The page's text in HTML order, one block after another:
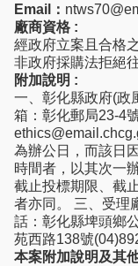
Email：
廠商資格 :
經政府立案且合格
非政府採購法拒絕
附加說明 :
一、彰化縣政府(政
箱：彰化郵局23-4
為辦公日，而該日
時間者，以其次一
截止投標期限、截
者亦同。 三、受理
話：彰化縣埤頭鄉
苑西路138號
本案附加說明及其